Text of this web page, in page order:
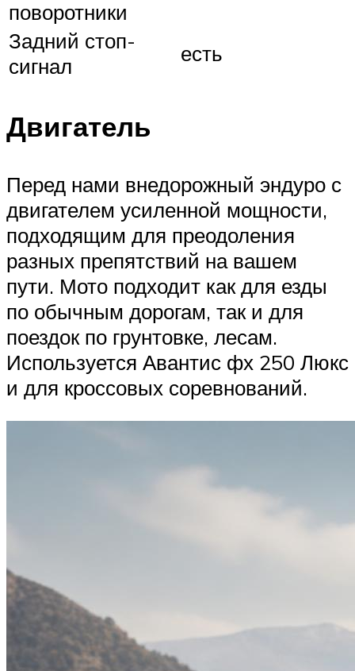
поворотники
Задний стоп-
сигнал
есть
Двигатель
Перед нами внедорожный эндуро с
двигателем усиленной мощности,
подходящим для преодоления
разных препятствий на вашем
пути. Мото подходит как для езды
по обычным дорогам, так и для
поездок по грунтовке, лесам.
Используется Авантис фх 250 Люкс
и для кроссовых соревнований.